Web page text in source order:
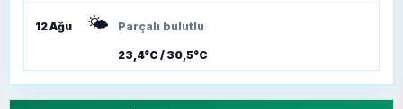
12 Ağu 🌤️ Parçalı bulutlu
23,4°C / 30,5°C